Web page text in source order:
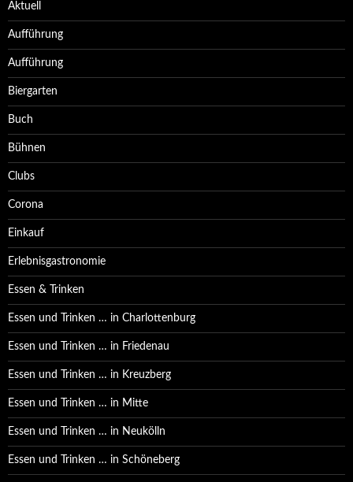
Aktuell
Aufführung
Aufführung
Biergarten
Buch
Bühnen
Clubs
Corona
Einkauf
Erlebnisgastronomie
Essen & Trinken
Essen und Trinken … in Charlottenburg
Essen und Trinken … in Friedenau
Essen und Trinken … in Kreuzberg
Essen und Trinken … in Mitte
Essen und Trinken … in Neukölln
Essen und Trinken … in Schöneberg